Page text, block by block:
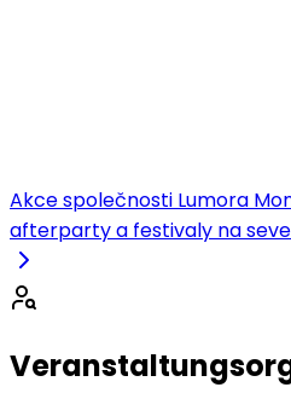
Akce společnosti Lumora
afterparty a festivaly na